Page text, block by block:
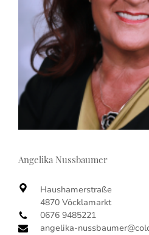
Angelika Nussbaumer
Haushamerstraße
4870 Vöcklamarkt
0676 9485221
angelika-